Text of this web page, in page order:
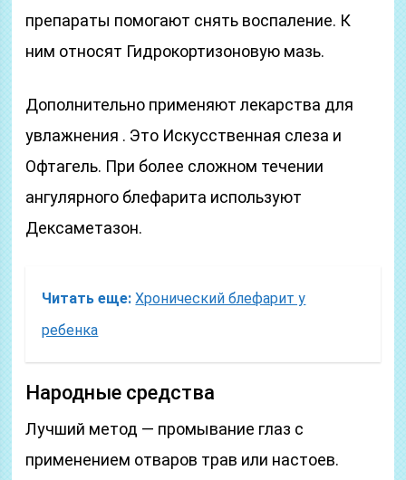
препараты помогают снять воспаление. К
ним относят Гидрокортизоновую мазь.
Дополнительно применяют лекарства для
увлажнения . Это Искусственная слеза и
Офтагель. При более сложном течении
ангулярного блефарита используют
Дексаметазон.
Читать еще: Хронический блефарит у
ребенка
Народные средства
Лучший метод — промывание глаз с
применением отваров трав или настоев.